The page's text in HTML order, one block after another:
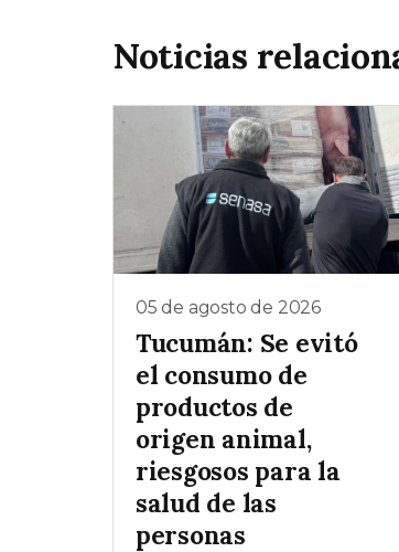
Noticias
05 de agosto de 2026
Tucumán: Se evitó
el consumo de
productos de
origen animal,
riesgosos para la
salud de las
personas